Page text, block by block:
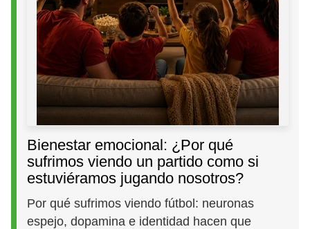
Bienestar emocional: ¿Por qué
sufrimos viendo un partido como si
estuviéramos jugando nosotros?
Por qué sufrimos viendo fútbol: neuronas
espejo, dopamina e identidad hacen que